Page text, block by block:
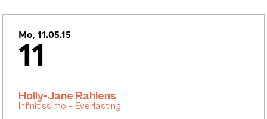
Mo, 11.05.15
11
Holly-Jane Rahlens
Infinitissimo – Everlasting